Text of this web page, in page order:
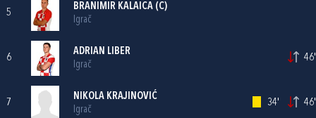
5
BRANIMIR KALAICA (C)
Igrač
6
ADRIAN LIBER
Igrač
46'
7
NIKOLA KRAJINOVIĆ
Igrač
34' 46'